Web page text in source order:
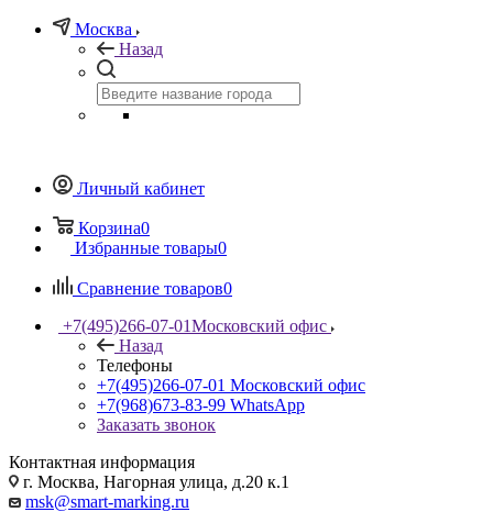
Москва
Назад
Личный кабинет
Корзина0
Избранные товары0
Сравнение товаров0
+7(495)266-07-01Московский офис
Назад
Телефоны
+7(495)266-07-01 Московский офис
+7(968)673-83-99 WhatsApp
Заказать звонок
Контактная информация
г. Москва, Нагорная улица, д.20 к.1
msk@smart-marking.ru